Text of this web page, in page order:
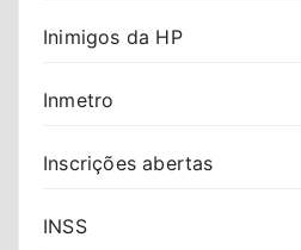
Inimigos da HP
Inmetro
Inscrições abertas
INSS